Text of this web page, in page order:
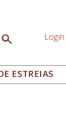
Login
ESTREIAS